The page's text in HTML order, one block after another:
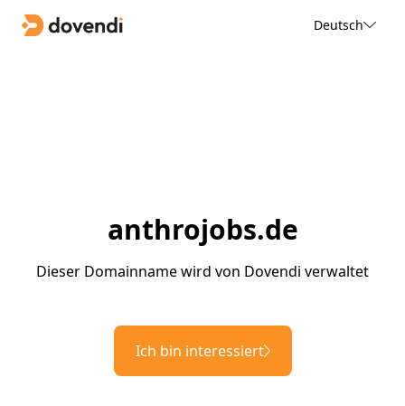
Deutsch
anthrojobs.de
Dieser Domainname wird von Dovendi verwaltet
Ich bin interessiert